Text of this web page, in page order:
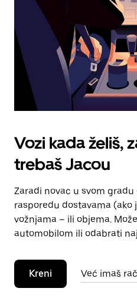
kalendara.
Vozi kada želiš,
trebaš Jacou
Zaradi novac u svom
rasporedu dostavama
vožnjama – ili objema.
automobilom ili odabrati
Kreni Već imaš